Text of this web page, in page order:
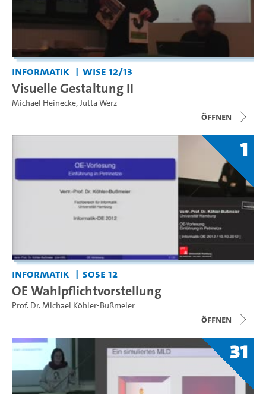
Informatik WiSe 12/13
Visuelle Gestaltung II
Michael Heinecke,Jutta Werz
Öffnen
1
Informatik SoSe 12
OE Wahlpflichtvorstellung
Prof. Dr. Michael Köhler-Bußmeier
Öffnen
31